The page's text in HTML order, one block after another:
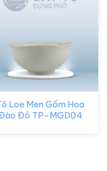
Loe Men Gốm Hoa
Đỏ TP-MGD04